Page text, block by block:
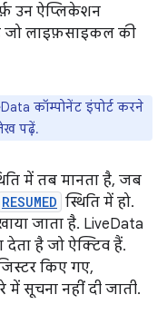
उन ऐप्लिकेशन
जो लाइफ़साइकल की
कॉम्पोनेंट इंपोर्ट करने
पढ़ें.
में तब मानता है, जब
RESUMED स्थिति में हो.
जाता है. LiveData
है जो ऐक्टिव हैं.
किए गए,
सूचना नहीं दी जाती.